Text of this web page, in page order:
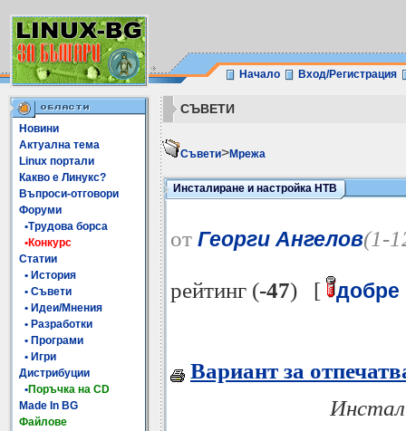
Начало Вход/Регистрация
Новини
Актуална тема
Linux портали
Какво е Линукс?
Въпроси-отговори
Форуми
•Трудова борса
•Конкурс
Статии
• История
• Съвети
• Идеи/Мнения
• Разработки
• Програми
• Игри
Дистрибуции
•Поръчка на CD
Made In BG
Файлове
СЪВЕТИ
Съвети>Мрежа
Инсталиране и настройка HTB
от Георги Ангелов(1-
рейтинг (-47) [ добре
Вариант за